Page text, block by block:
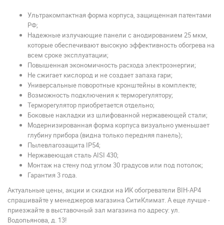
Ультракомпактная форма корпуса, защищенная патентами
РФ;
Надежные излучающие панели с анодированием 25 мкм,
которые обеспечивают высокую эффективность обогрева на
всем сроке эксплуатации;
Повышенная экономичность расхода электроэнергии;
Не сжигает кислород и не создает запаха гари;
Универсальные поворотные кронштейны в комплекте;
Возможность подключения к терморегулятору;
Терморегулятор приобретается отдельно;
Боковые накладки из шлифованной нержавеющей стали;
Модернизированная форма корпуса визуально уменьшает
глубину прибора (видна только передняя панель);
Пылевлагозащита IP54;
Нержавеющая сталь AISI 430;
Монтаж на стену под углом 30 градусов или под потолок;
Гарантия 3 года.
Актуальные цены, акции и скидки на ИК обогреватели BIH-AP4
спрашивайте у менеджеров магазина СитиКлимат. А еще лучше -
приезжайте в выставочный зал магазина по адресу: ул.
Водопьянова, д. 13!